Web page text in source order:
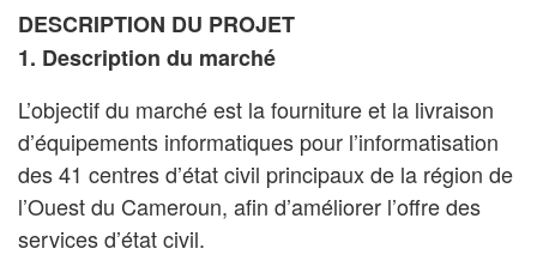
DESCRIPTION DU PROJET
1. Description du marché
L’objectif du marché est la fourniture et la livraison
d’équipements informatiques pour l’informatisation
des 41 centres d’état civil principaux de la région de
l’Ouest du Cameroun, afin d’améliorer l’offre des
services d’état civil.